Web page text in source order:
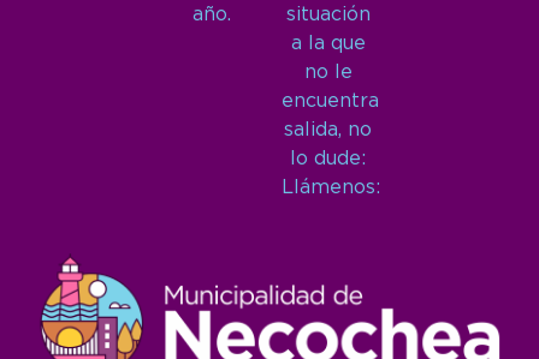
año.
situación
a la que
no le
encuentra
salida, no
lo dude:
Llámenos: